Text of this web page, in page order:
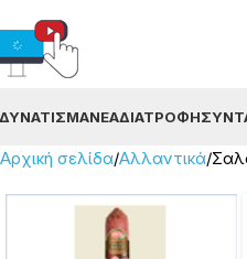
ΝΈΑΔΙΑΤΡΟΦΉ
Αρχική σελίδα Αλλαντικά